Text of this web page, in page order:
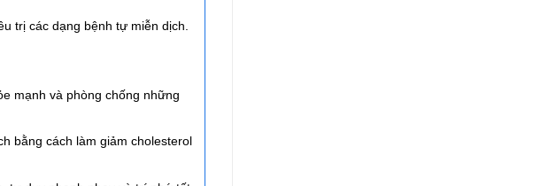
trị các dạng bệnh tự miễn dịch.
mạnh và phòng chống những
bằng cách làm giảm cholesterol